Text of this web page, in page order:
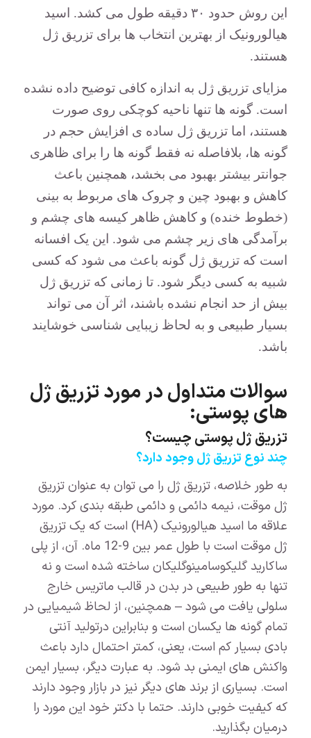
این روش حدود ۳۰ دقیقه طول می کشد.
اسید
هیالورونیک از بهترین انتخاب ها برای تزریق ژل
هستند.
مزایای تزریق ژل به اندازه کافی توضیح داده نشده
است. گونه ها تنها ناحیه کوچکی روی صورت
هستند، اما تزریق ژل ساده ی افزایش حجم در
گونه ها، بلافاصله نه فقط گونه ها را برای ظاهری
جوانتر بیشتر بهبود می بخشد، همچنین باعث
کاهش و بهبود چین و چروک های مربوط به بینی
(خطوط خنده) و کاهش ظاهر کیسه های چشم و
برآمدگی های زیر چشم می شود. این یک افسانه
است که تزریق ژل گونه باعث می شود که کسی
شبیه به کسی دیگر شود. تا زمانی که تزریق ژل
بیش از حد انجام نشده باشند، اثر آن می تواند
بسیار طبیعی و به لحاظ زیبایی شناسی خوشایند
باشد.
سوالات متداول در مورد تزریق ژل
های پوستی:
تزریق ژل پوستی چیست؟
چند نوع تزریق ژل وجود دارد؟
به طور خلاصه، تزریق ژل را می توان به عنوان تزریق
ژل موقت، نیمه دائمی و دائمی طبقه بندی کرد. مورد
علاقه ما اسید هیالورونیک (HA) است که یک تزریق
ژل موقت است با طول عمر بین 9-12 ماه. آن، از پلی
ساکارید گلیکوسامینوگلیکان ساخته شده است و نه
تنها به طور طبیعی در بدن در قالب ماتریس خارج
سلولی یافت می شود – همچنین، از لحاظ شیمیایی در
تمام گونه ها یکسان است و بنابراین درتولید آنتی
بادی بسیار کم است، یعنی، کمتر احتمال دارد باعث
واکنش های ایمنی بد شود. به عبارت دیگر، بسیار ایمن
است. بسیاری از برند های دیگر نیز در بازار وجود دارند
که کیفیت خوبی دارند. حتما با دکتر خود این مورد را
درمیان بگذارید.